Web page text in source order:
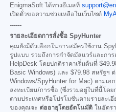
EnigmaSoft ได้ทางอีเมลที่
เปิดตั๋วขอความช่วยเหลือในเว็บไซต์
------
รายละเอียดการสั่งซื้อ SpyHunter
คุณยังมีตัวเลือกในการสมัครใช้งาน
รูปแบบ รวมถึงการกำจัดมัลแวร์และกา
HelpDesk โดยปกติราคาเริ่มต้นที่
Basic Windows) และ $79.98 สหรัฐฯ
Windows/SpyHunter for Mac) ตามเ
ลงทะเบียน/การซื้อ (ซึ่งรวมอยู่ในที่นี้โด
ตามประเทศหรือโปรโมชั่นตามรายละเ
ของคุณจะ ต่ออายุโดยอัตโนมัติ ในอัตร